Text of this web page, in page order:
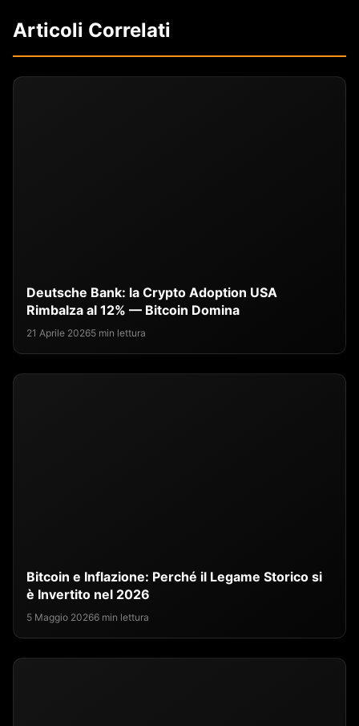
Articoli Correlati
Deutsche Bank: la Crypto Adoption USA
Rimbalza al 12% — Bitcoin Domina
21 Aprile 20265 min lettura
Bitcoin e Inflazione: Perché il Legame Storico si
è Invertito nel 2026
5 Maggio 20266 min lettura